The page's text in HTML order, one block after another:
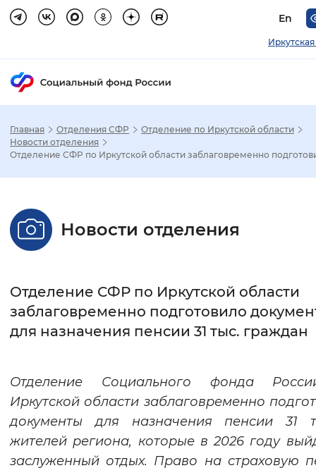
En
Настройка режима отображения
Стандартный Увеличенный
Интервал между буквами
Цвет сайта
Монохромный Инверсивный
Синий фон
Главная Отделения СФР
Отделение по Иркутской области
Новости отделения
Отделение СФР по Иркутской области заблаговременно
Новости отделения
Отделение СФР по Иркутской области
заблаговременно подготовило
для назначения пенсии 31 тыс. граждан
Отделение Социального фонда
Иркутской области заблаговременно
документы для назначения пенсии 31
жителей региона, которые в 2026 году
заслуженный отдых. Право на страховую